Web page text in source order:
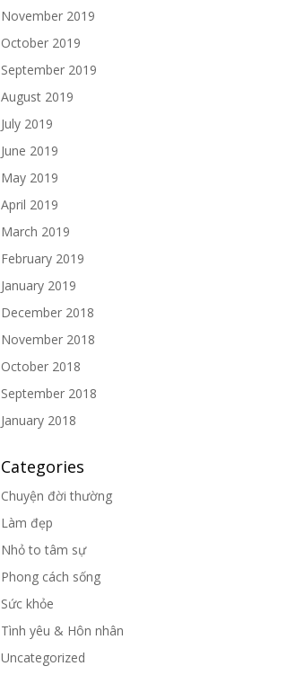
November 2019
October 2019
September 2019
August 2019
July 2019
June 2019
May 2019
April 2019
March 2019
February 2019
January 2019
December 2018
November 2018
October 2018
September 2018
January 2018
Categories
Chuyện đời thường
Làm đẹp
Nhỏ to tâm sự
Phong cách sống
Sức khỏe
Tình yêu & Hôn nhân
Uncategorized